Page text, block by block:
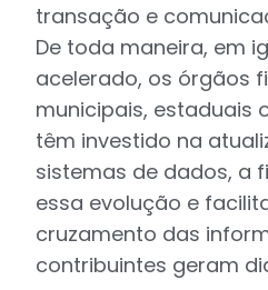
transação e
De toda maneira, em
acelerado, os órgãos
municipais, estaduais
têm investido na
sistemas de dados, a
essa evolução e
cruzamento das
contribuintes geram